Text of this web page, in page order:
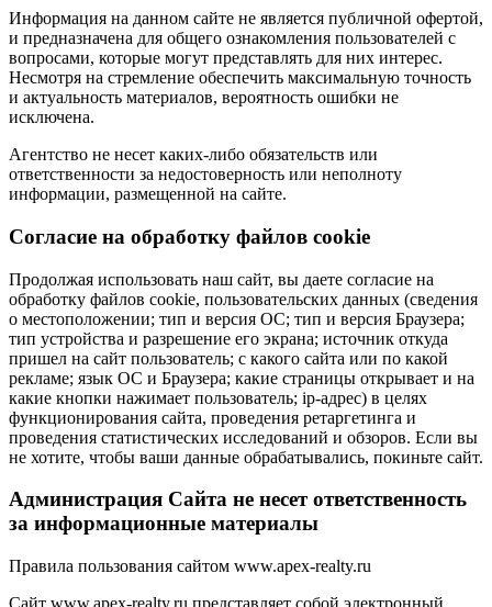
Информация на данном сайте не является публичной офертой,
и предназначена для общего ознакомления пользователей с
вопросами, которые могут представлять для них интерес.
Несмотря на стремление обеспечить максимальную точность
и актуальность материалов, вероятность ошибки не
исключена.
Агентство не несет каких-либо обязательств или
ответственности за недостоверность или неполноту
информации, размещенной на сайте.
Cогласие на обработку файлов cookie
Продолжая использовать наш сайт, вы даете согласие на
обработку файлов cookie, пользовательских данных (сведения
о местоположении; тип и версия ОС; тип и версия Браузера;
тип устройства и разрешение его экрана; источник откуда
пришел на сайт пользователь; с какого сайта или по какой
рекламе; язык ОС и Браузера; какие страницы открывает и на
какие кнопки нажимает пользователь; ip-адрес) в целях
функционирования сайта, проведения ретаргетинга и
проведения статистических исследований и обзоров. Если вы
не хотите, чтобы ваши данные обрабатывались, покиньте сайт.
Администрация Сайта не несет ответственность
за информационные материалы
Правила пользования сайтом www.apex-realty.ru
Сайт www.apex-realty.ru представляет собой электронный